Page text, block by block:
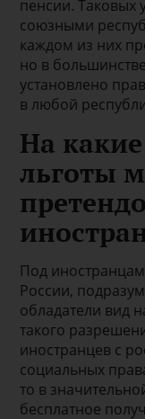
пенсии. Таковых
союзными
каждом из них
но в
установлено
в любой
На
льготы
Под
России,
обладатели вид
такого
иностранцев с
социальных
то в
бесплатное